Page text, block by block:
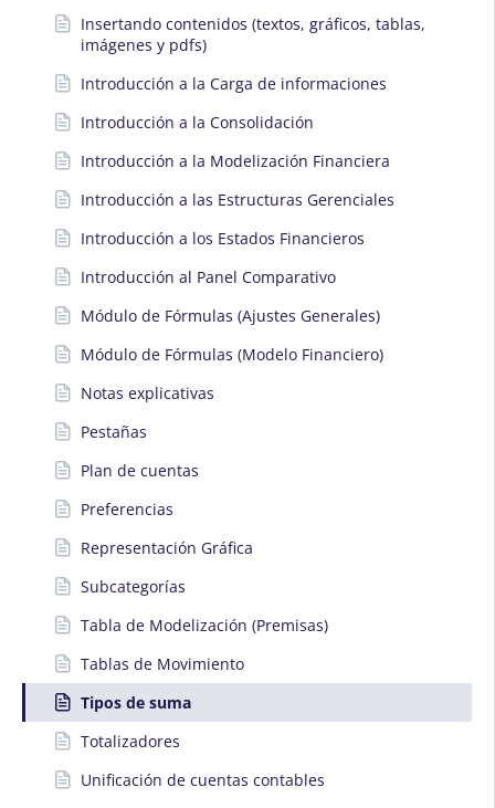
Insertando contenidos (textos, gráficos, tablas,
imágenes y pdfs)
Introducción a la Carga de informaciones
Introducción a la Consolidación
Introducción a la Modelización Financiera
Introducción a las Estructuras Gerenciales
Introducción a los Estados Financieros
Introducción al Panel Comparativo
Módulo de Fórmulas (Ajustes Generales)
Módulo de Fórmulas (Modelo Financiero)
Notas explicativas
Pestañas
Plan de cuentas
Preferencias
Representación Gráfica
Subcategorías
Tabla de Modelización (Premisas)
Tablas de Movimiento
Tipos de suma
Totalizadores
Unificación de cuentas contables